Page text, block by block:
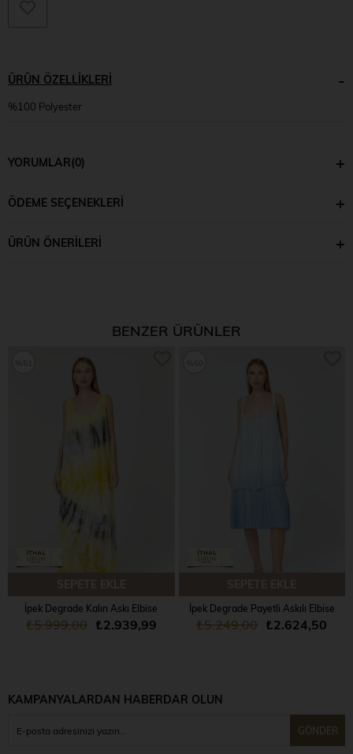
ÜRÜN ÖZELLIKLERI
%100 Polyester
YORUMLAR(0)
ÖDEME SEÇENEKLERI
ÜRÜN ÖNERILERI
BENZER ÜRÜNLER
İpek Degrade Kalın Askı Elbise
₺2.939,99
₺5.999,00
İpek Degrade Payetli Askılı Elbise
₺2.624,50
₺5.249,00
KAMPANYALARDAN HABERDAR OLUN
GÖNDER